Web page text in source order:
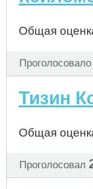
Общая
Проголосовало
Тизин
Общая
Проголосовал